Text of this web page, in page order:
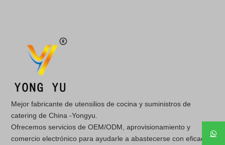
Mejor fabricante de utensilios de cocina y suministros de
catering de China -Yongyu.
Ofrecemos servicios de OEM/ODM, aprovisionamiento y
comercio electrónico para ayudarle a abastecerse con eficacia.